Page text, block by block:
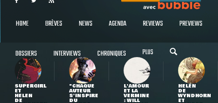
HOME BRÈVES NEWS AGENDA REVIEWS PREVIEWS
DOSSIERS INTERVIEWS CHRONIQUES PLUS
SUPERGIRL
ET
HELEN
DE
"CHAQUE
AUTEUR
S'INSPIRE
DU
L'AMOUR
ET LA
VERMINE
: WILL
HELEN
DE
WYNDHORN
ET